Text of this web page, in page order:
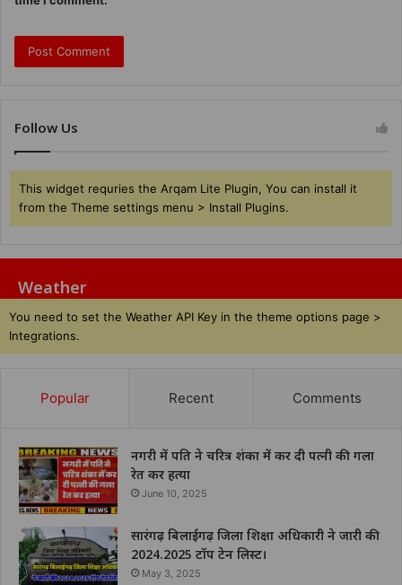
Follow Us
This widget requries the Arqam Lite Plugin, You can install it
from the Theme settings menu > Install Plugins.
Weather
You need to set the Weather API Key in the theme options page >
Integrations.
Popular Recent Comments
नगरी में पति ने चरित्र शंका में कर दी पत्नी की गला
रेत कर हत्या
June 10, 2025
सारंगढ़ बिलाईगढ़ जिला शिक्षा अधिकारी ने जारी की
2024.2025 टॉप टेन लिस्ट।
May 3, 2025